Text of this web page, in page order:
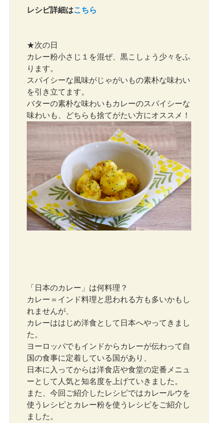
レシピ詳細はこちら
★次の日
カレー粉小さじ１を混ぜ、黒こしょう少々をふ
ります。
スパイシーな風味がじゃがいもの素朴な味わい
を引き立てます。
バターの素朴な味わいもカレーのスパイシーな
味わいも、どちらも捨てがたい方にオススメ！
「日本のカレー」は何料理？
カレー＝インド料理と思われる方も多いかもし
れませんが、
カレーははじめ洋食として日本へやってきまし
た。
ヨーロッパでもインドからカレーが伝わって自
国の食事に定着している国があり、
日本に入ってからは洋食店や食堂の定番メニュ
ーとして人気と知名度を上げていきました。
また、今回ご紹介したレシピではカレールウを
使うレシピとカレー粉を使うレシピをご紹介し
ました。